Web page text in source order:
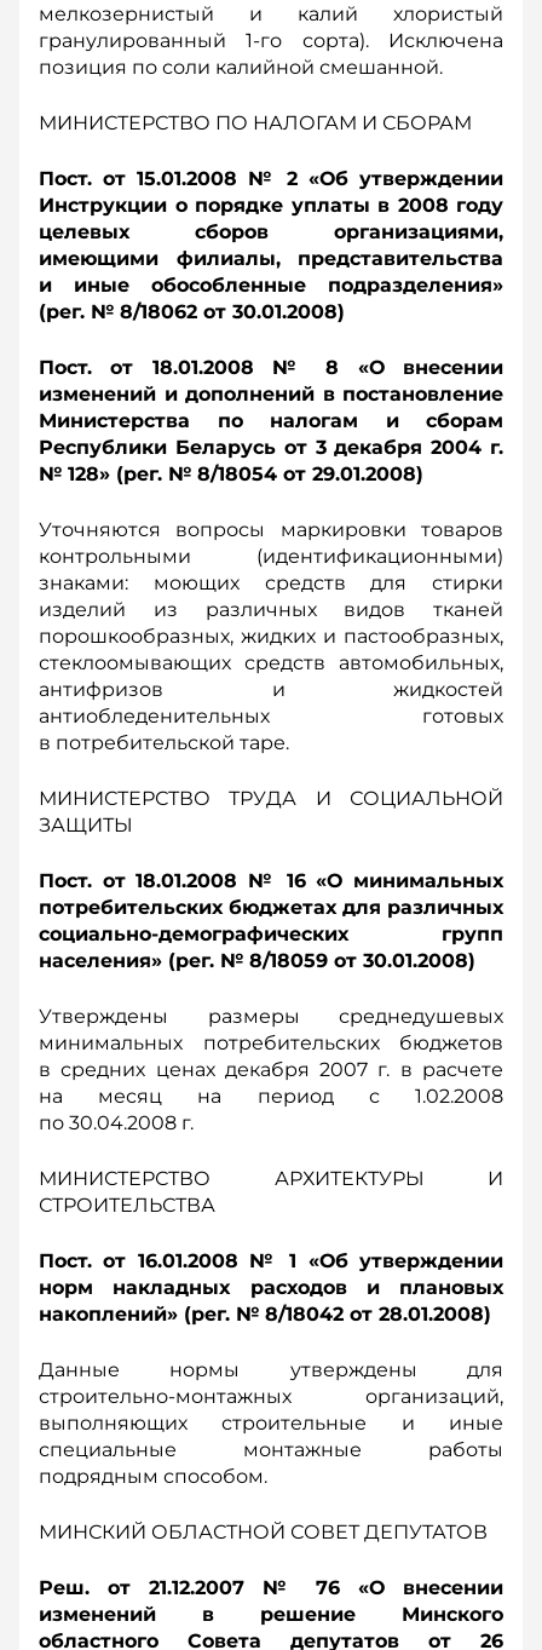
мелкозернистый и калий хлористый
гранулированный 1-го сорта). Исключена
позиция по соли калийной смешанной.
МИНИСТЕРСТВО ПО НАЛОГАМ И СБОРАМ
Пост. от 15.01.2008 № 2 «Об утверждении
Инструкции о порядке уплаты в 2008 году
целевых сборов организациями,
имеющими филиалы, представительства
и иные обособленные подразделения»
(рег. № 8/18062 от 30.01.2008)
Пост. от 18.01.2008 № 8 «О внесении
изменений и дополнений в постановление
Министерства по налогам и сборам
Республики Беларусь от 3 декабря 2004 г.
№ 128» (рег. № 8/18054 от 29.01.2008)
Уточняются вопросы маркировки товаров
контрольными (идентификационными)
знаками: моющих средств для стирки
изделий из различных видов тканей
порошкообразных, жидких и пастообразных,
стеклоомывающих средств автомобильных,
антифризов и жидкостей
антиобледенительных готовых
в потребительской таре.
МИНИСТЕРСТВО ТРУДА И СОЦИАЛЬНОЙ
ЗАЩИТЫ
Пост. от 18.01.2008 № 16 «О минимальных
потребительских бюджетах для различных
социально-демографических групп
населения» (рег. № 8/18059 от 30.01.2008)
Утверждены размеры среднедушевых
минимальных потребительских бюджетов
в средних ценах декабря 2007 г. в расчете
на месяц на период с 1.02.2008
по 30.04.2008 г.
МИНИСТЕРСТВО АРХИТЕКТУРЫ И
СТРОИТЕЛЬСТВА
Пост. от 16.01.2008 № 1 «Об утверждении
норм накладных расходов и плановых
накоплений» (рег. № 8/18042 от 28.01.2008)
Данные нормы утверждены для
строительно-монтажных организаций,
выполняющих строительные и иные
специальные монтажные работы
подрядным способом.
МИНСКИЙ ОБЛАСТНОЙ СОВЕТ ДЕПУТАТОВ
Реш. от 21.12.2007 № 76 «О внесении
изменений в решение Минского
областного Совета депутатов от 26